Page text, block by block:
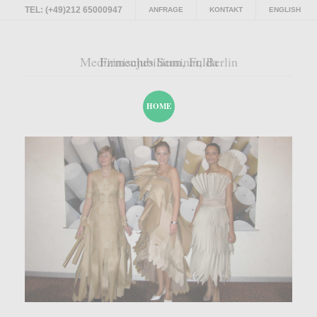
TEL: (+49)212 65000947 ENGLISH
ANFRAGE KONTAKT
HOME
Medizinisches Seminar, Berlin
Firmenjubiläum, Fulda